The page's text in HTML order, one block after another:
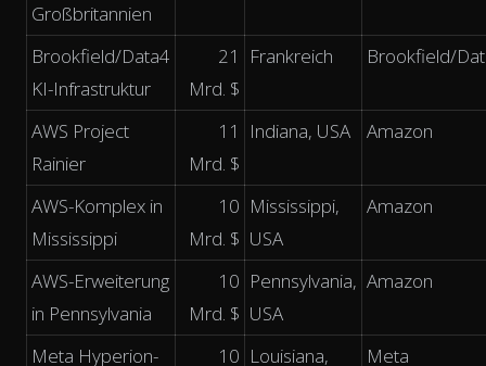
Großbritannien
Brookfield/Data4
KI-Infrastruktur
21
Mrd. $
Frankreich Brookfield/
AWS Project
Rainier
11
Mrd. $
Indiana, USA Amazon
AWS-Komplex in
Mississippi
10
Mrd. $
Mississippi,
USA
Amazon
AWS-Erweiterung
in Pennsylvania
10
Mrd. $
Pennsylvania,
USA
Amazon
Meta Hyperion-
10 Louisiana,
Meta